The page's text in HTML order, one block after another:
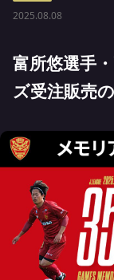
2025.08.08
富所悠選手
ズ受注販売